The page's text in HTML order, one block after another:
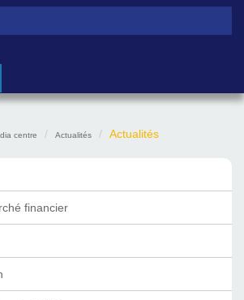
de recherche
centre Actualités Actualités
financier